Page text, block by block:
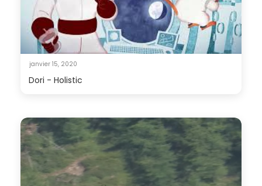
janvier 15, 2020
Dori - Holistic